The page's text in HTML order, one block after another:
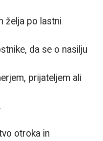
želja po lastni
da se o nasilju
prijateljem ali
otroka in